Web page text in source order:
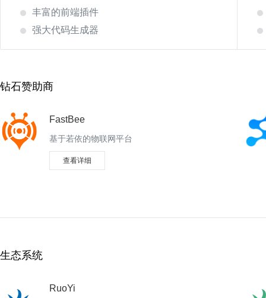
丰富的前端插件
强大代码生成器
钻石赞助商
FastBee
基于若依的物联网平台
查看详细
生态系统
RuoYi